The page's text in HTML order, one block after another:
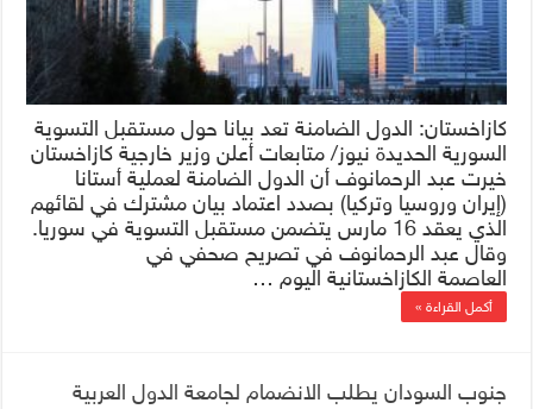
كازاخستان: الدول الضامنة تعد بيانا حول مستقبل التسوية
السورية الحديدة نيوز/ متابعات أعلن وزير خارجية كازاخستان
خيرت عبد الرحمانوف أن الدول الضامنة لعملية أستانا
(إيران وروسيا وتركيا) بصدد اعتماد بيان مشترك في لقائهم
الذي يعقد 16 مارس يتضمن مستقبل التسوية في سوريا.
وقال عبد الرحمانوف في تصريح صحفي في
العاصمة الكازاخستانية اليوم …
أكمل القراءة »
جنوب السودان يطلب الانضمام لجامعة الدول العربية